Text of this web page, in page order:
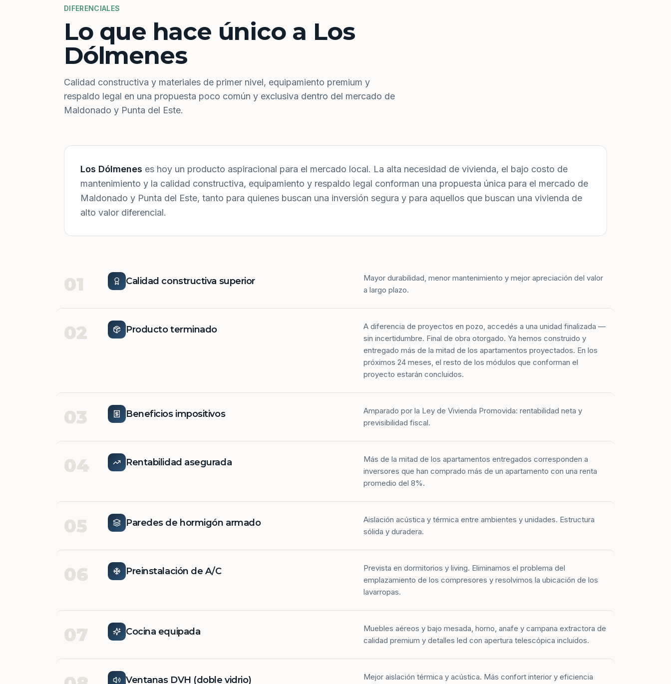
DIFERENCIALES
Lo que hace único a Los
Dólmenes
Calidad constructiva y materiales de primer nivel, equipamiento premium y
respaldo legal en una propuesta poco común y exclusiva dentro del mercado de
Maldonado y Punta del Este.
Los Dólmenes es hoy un producto aspiracional para el mercado local. La alta necesidad de vivienda, el bajo costo de
mantenimiento y la calidad constructiva, equipamiento y respaldo legal conforman una propuesta única para el mercado de
Maldonado y Punta del Este, tanto para quienes buscan una inversión segura y para aquellos que buscan una vivienda de
alto valor diferencial.
01 Calidad constructiva superior
Mayor durabilidad, menor mantenimiento y mejor apreciación del valor
a largo plazo.
02 Producto terminado
A diferencia de proyectos en pozo, accedés a una unidad finalizada —
sin incertidumbre. Final de obra otorgado. Ya hemos construido y
entregado más de la mitad de los apartamentos proyectados. En los
próximos 24 meses, el resto de los módulos que conforman el
proyecto estarán concluidos.
03 Beneficios impositivos
Amparado por la Ley de Vivienda Promovida: rentabilidad neta y
previsibilidad fiscal.
04 Rentabilidad asegurada
Más de la mitad de los apartamentos entregados corresponden a
inversores que han comprado más de un apartamento con una renta
promedio del 8%.
05 Paredes de hormigón armado
Aislación acústica y térmica entre ambientes y unidades. Estructura
sólida y duradera.
06 Preinstalación de A/C
Prevista en dormitorios y living. Eliminamos el problema del
emplazamiento de los compresores y resolvimos la ubicación de los
lavarropas.
07 Cocina equipada
Muebles aéreos y bajo mesada, horno, anafe y campana extractora de
calidad premium y detalles led con apertura telescópica incluidos.
Ventanas DVH (doble vidrio) Mejor aislación térmica y acústica. Más confort interior y eficiencia